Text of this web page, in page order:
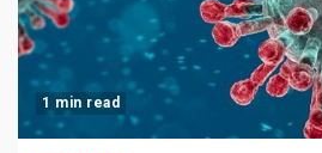
1 min read